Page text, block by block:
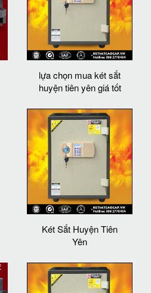
lựa chọn mua két sắt
huyện tiên yên giá tốt
Két Sắt Huyện Tiên
Yên